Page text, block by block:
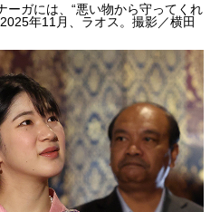
ーガには、“悪い物から守ってくれ
年11月、ラオス。撮影／横田